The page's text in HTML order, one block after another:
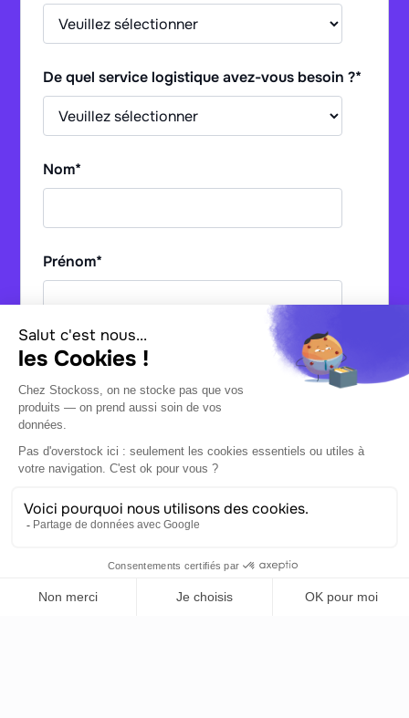
De quel service logistique avez-vous besoin ?*
Nom*
Prénom*
E-mail professionnel
Les adresses personnelles type Gmail ne sont
pas acceptées